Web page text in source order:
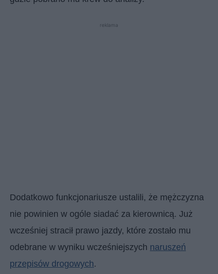
reklama
Dodatkowo funkcjonariusze ustalili, że mężczyzna
nie powinien w ogóle siadać za kierownicą. Już
wcześniej stracił prawo jazdy, które zostało mu
odebrane w wyniku wcześniejszych naruszeń
przepisów drogowych.